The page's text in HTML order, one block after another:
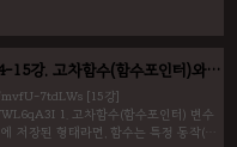
강. 고차함수(함수포인터)와
7tdLWs [15강]
1. 고차함수(함수포인터) 변수
저장된 형태라면, 함수는 특정 동작(값